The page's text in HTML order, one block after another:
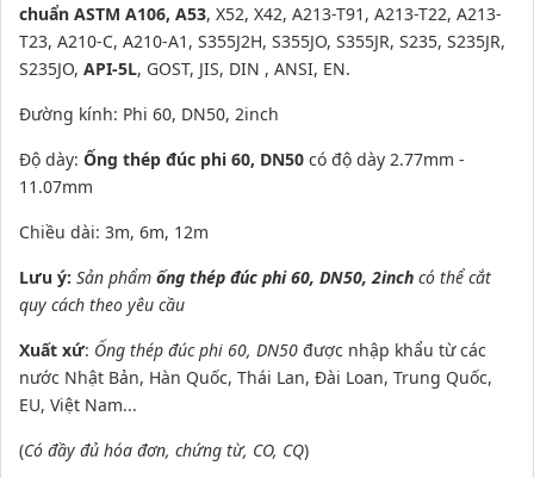
chuẩn ASTM A106, A53, X52, X42, A213-T91, A213-T22, A213-
T23, A210-C, A210-A1, S355J2H, S355JO, S355JR, S235, S235JR,
S235JO, API-5L, GOST, JIS, DIN , ANSI, EN.
Đường kính: Phi 60, DN50, 2inch
Độ dày: Ống thép đúc phi 60, DN50 có độ dày 2.77mm -
11.07mm
Chiều dài: 3m, 6m, 12m
Lưu ý: Sản phẩm ống thép đúc phi 60, DN50, 2inch có thể cắt
quy cách theo yêu cầu
Xuất xứ: Ống thép đúc phi 60, DN50 được nhập khẩu từ các
nước Nhật Bản, Hàn Quốc, Thái Lan, Đài Loan, Trung Quốc,
EU, Việt Nam...
(Có đầy đủ hóa đơn, chứng từ, CO, CQ)